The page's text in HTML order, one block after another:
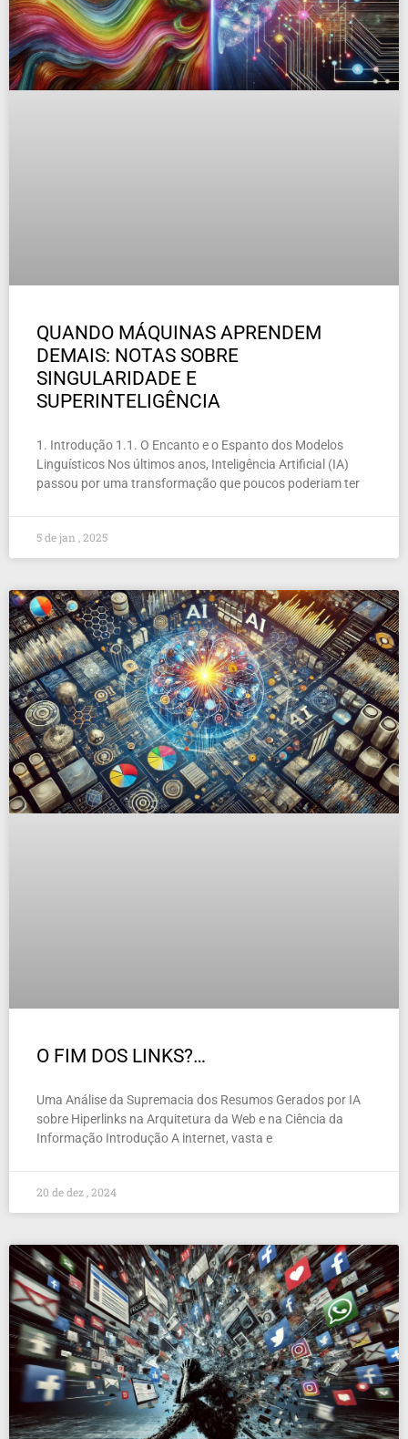
QUANDO MÁQUINAS APRENDEM
DEMAIS: NOTAS SOBRE
SINGULARIDADE E
SUPERINTELIGÊNCIA
1. Introdução 1.1. O Encanto e o Espanto dos Modelos
Linguísticos Nos últimos anos, Inteligência Artificial (IA)
passou por uma transformação que poucos poderiam ter
5 de jan , 2025
O FIM DOS LINKS?…
Uma Análise da Supremacia dos Resumos Gerados por IA
sobre Hiperlinks na Arquitetura da Web e na Ciência da
Informação Introdução A internet, vasta e
20 de dez , 2024